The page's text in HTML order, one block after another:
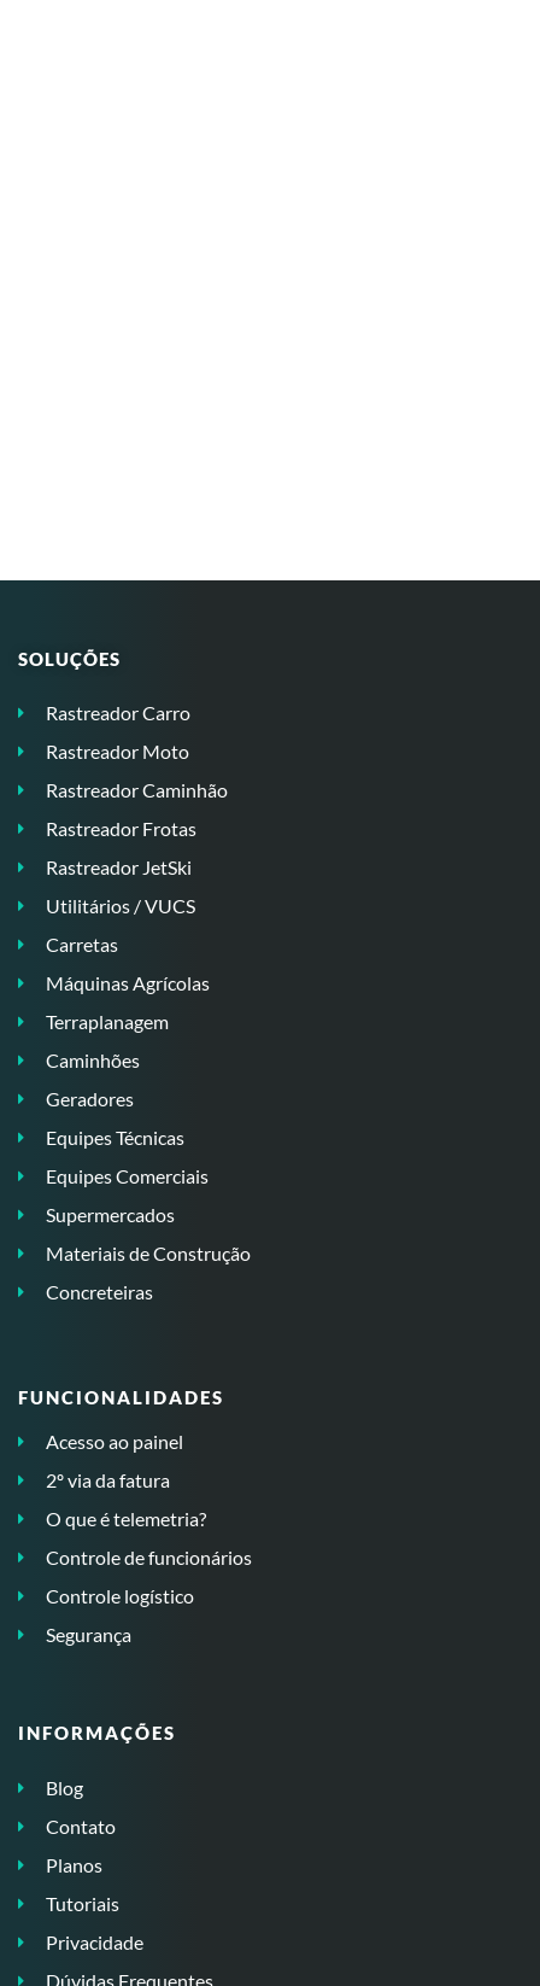
SOLUÇÕES
Rastreador Carro
Rastreador Moto
Rastreador Caminhão
Rastreador Frotas
Rastreador JetSki
Utilitários / VUCS
Carretas
Máquinas Agrícolas
Terraplanagem
Caminhões
Geradores
Equipes Técnicas
Equipes Comerciais
Supermercados
Materiais de Construção
Concreteiras
FUNCIONALIDADES
Acesso ao painel
2º via da fatura
O que é telemetria?
Controle de funcionários
Controle logístico
Segurança
INFORMAÇÕES
Blog
Contato
Planos
Tutoriais
Privacidade
Dúvidas Frequentes